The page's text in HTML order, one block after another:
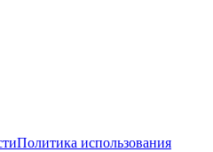
Политика использования